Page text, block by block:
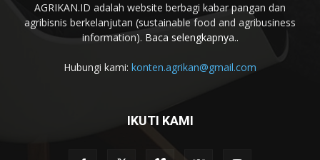
AGRIKAN.ID adalah website berbagi kabar pangan dan
agribisnis berkelanjutan (sustainable food and agribusiness
information). Baca selengkapnya..
Hubungi kami: konten.agrikan@gmail.com
IKUTI KAMI